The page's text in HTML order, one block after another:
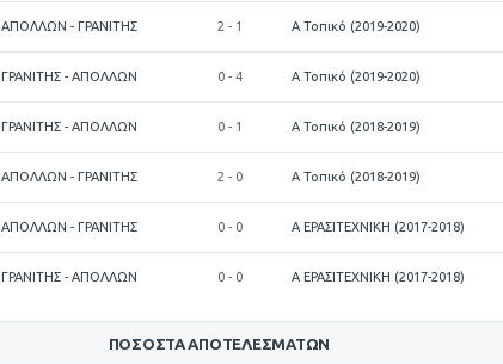
ΑΠΟΛΛΩΝ - ΓΡΑΝΙΤΗΣ 2 - 1 Α Τοπικό (2019-2020)
ΓΡΑΝΙΤΗΣ - ΑΠΟΛΛΩΝ 0 - 4 Α Τοπικό (2019-2020)
ΓΡΑΝΙΤΗΣ - ΑΠΟΛΛΩΝ 0 - 1 Α Τοπικό (2018-2019)
ΑΠΟΛΛΩΝ - ΓΡΑΝΙΤΗΣ 2 - 0 Α Τοπικό (2018-2019)
ΑΠΟΛΛΩΝ - ΓΡΑΝΙΤΗΣ 0 - 0 Α ΕΡΑΣΙΤΕΧΝΙΚΗ (2017-2018)
ΓΡΑΝΙΤΗΣ - ΑΠΟΛΛΩΝ 0 - 0 Α ΕΡΑΣΙΤΕΧΝΙΚΗ (2017-2018)
ΠΟΣΟΣΤΆ ΑΠΟΤΕΛΕΣΜΆΤΩΝ